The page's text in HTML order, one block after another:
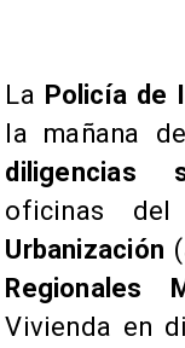
La Policía de
la mañana
diligencias
oficinas del
Urbanización
Regionales
Vivienda en